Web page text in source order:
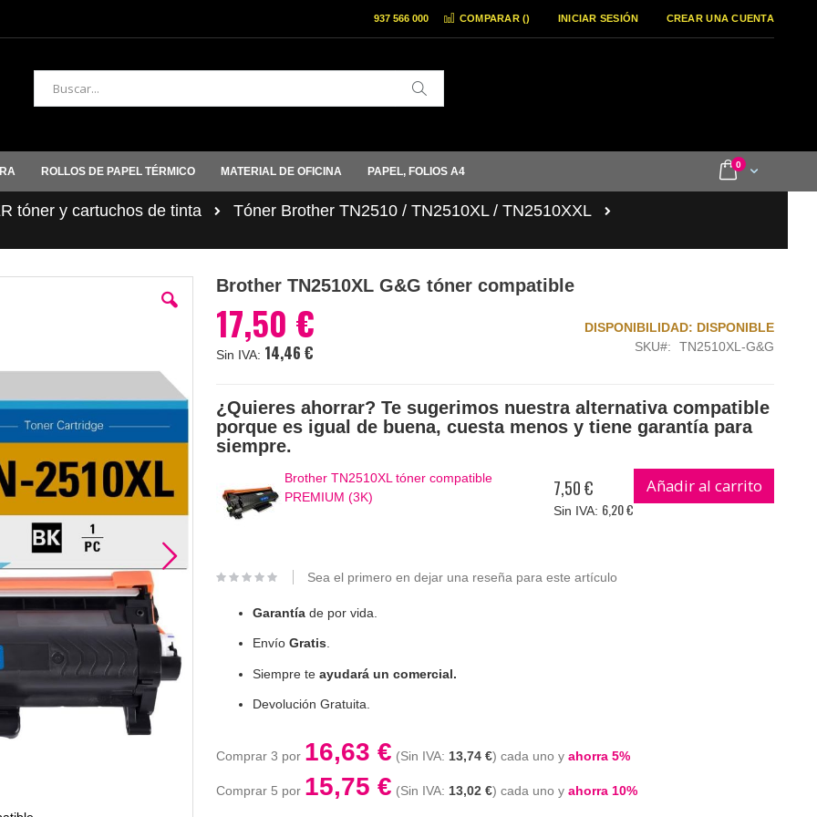
COMPARAR () INICIAR SESIÓN CREAR UNA CUENTA
937 566 000
Buscar
Cart
0items
ROLLOS DE PAPEL TÉRMICO MATERIAL DE OFICINA PAPEL, FOLIOS A4
tóner y cartuchos de tinta
Tóner Brother TN2510 / TN2510XL / TN2510XXL
Brother TN2510XL G&G tóner compatible
17,50 €
14,46 €
DISPONIBILIDAD: DISPONIBLE
SKU
TN2510XL-G&G
¿Quieres ahorrar? Te sugerimos nuestra alternativa compatible
porque es igual de buena, cuesta menos y tiene garantía para
siempre.
Brother TN2510XL tóner compatible
PREMIUM (3K)
7,50 €
6,20 €
Añadir al carrito
Sea el primero en dejar una reseña para este artículo
Garantíade por vida.
Envío Gratis.
Siempre te ayudará un comercial.
Devolución Gratuita.
Comprar 3 por 16,63 € 13,74 € cada uno y ahorra 5%
Comprar 5 por 15,75 € 13,02 € cada uno y ahorra 10%